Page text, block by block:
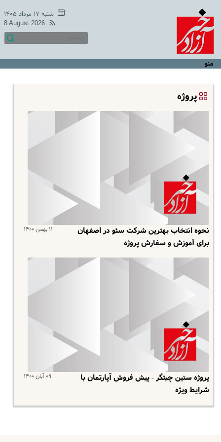
شنبه ۱۷ مرداد ۱۴۰۵
8 August 2026
منو
پروژه
۱۱ بهمن ۱۴۰۰
نحوه انتخاب بهترین شرکت سئو در اصفهان
برای آموزش و سفارش پروژه
۰۹ آبان ۱۴۰۰
پروژه ستین چیتگر - پیش فروش آپارتمان با
شرایط ویژه